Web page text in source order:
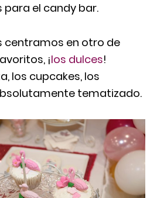
el candy bar.
centramos en otro de
¡los dulces!
los cupcakes, los
tematizado.